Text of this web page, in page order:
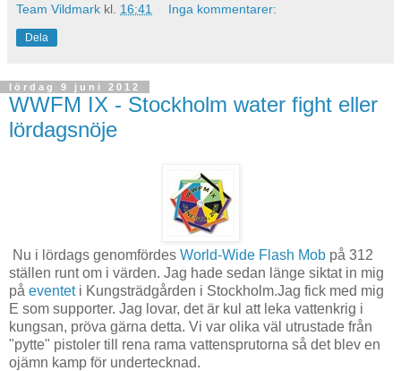
Team Vildmark kl. 16:41 Inga kommentarer:
Dela
lördag 9 juni 2012
WWFM IX - Stockholm water fight eller
lördagsnöje
Nu i lördags genomfördes World-Wide Flash Mob på 312
ställen runt om i värden. Jag hade sedan länge siktat in mig
på eventet i Kungsträdgården i Stockholm.Jag fick med mig
E som supporter. Jag lovar, det är kul att leka vattenkrig i
kungsan, pröva gärna detta. Vi var olika väl utrustade från
"pytte" pistoler till rena rama vattensprutorna så det blev en
ojämn kamp för undertecknad.